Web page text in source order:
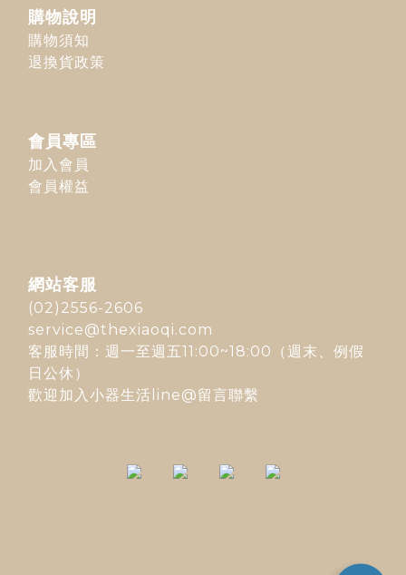
購物說明
購物須知
退換貨政策
會員專區
加入會員
會員權益
網站客服
(02)2556-2606
service@thexiaoqi.com
客服時間：週一至週五11:00~18:00（週末、例假
日公休）
歡迎加入 小器生活line@留言聯繫